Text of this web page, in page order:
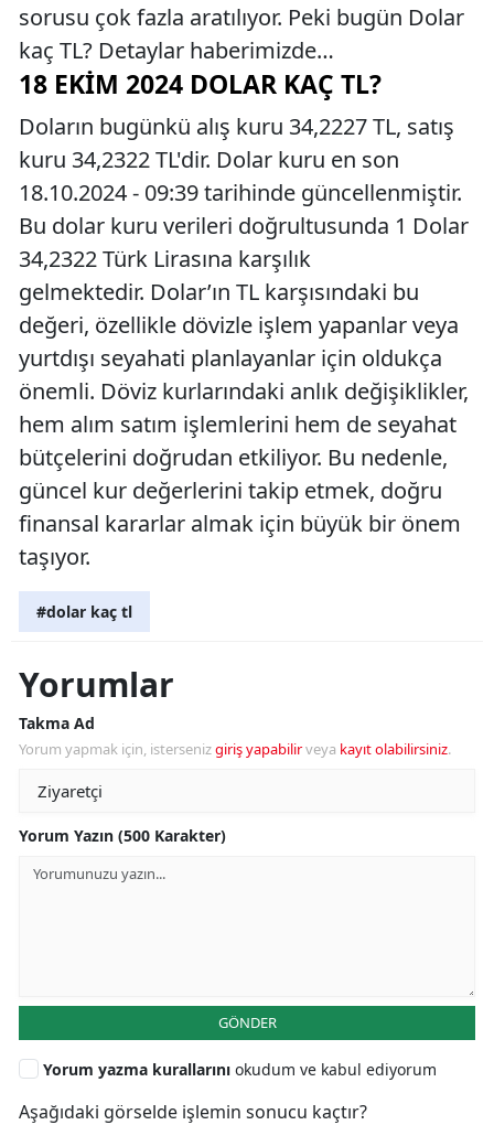
sorusu çok fazla aratılıyor. Peki bugün Dolar
kaç TL? Detaylar haberimizde…
18 EKIM 2024 DOLAR KAÇ TL?
Doların bugünkü alış kuru 34,2227 TL, satış
kuru 34,2322 TL'dir. Dolar kuru en son
18.10.2024 - 09:39 tarihinde güncellenmiştir.
Bu dolar kuru verileri doğrultusunda 1 Dolar
34,2322 Türk Lirasına karşılık
gelmektedir. Dolar’ın TL karşısındaki bu
değeri, özellikle dövizle işlem yapanlar veya
yurtdışı seyahati planlayanlar için oldukça
önemli. Döviz kurlarındaki anlık değişiklikler,
hem alım satım işlemlerini hem de seyahat
bütçelerini doğrudan etkiliyor. Bu nedenle,
güncel kur değerlerini takip etmek, doğru
finansal kararlar almak için büyük bir önem
taşıyor.
#dolar kaç tl
Yorumlar
Takma Ad
Yorum yapmak için, istersenizgiriş yapabilirveya kayıt olabilirsiniz.
Yorum Yazın (500 Karakter)
GÖNDER
Yorum yazma kurallarını okudum ve kabul ediyorum
Aşağıdaki görselde işlemin sonucu kaçtır?